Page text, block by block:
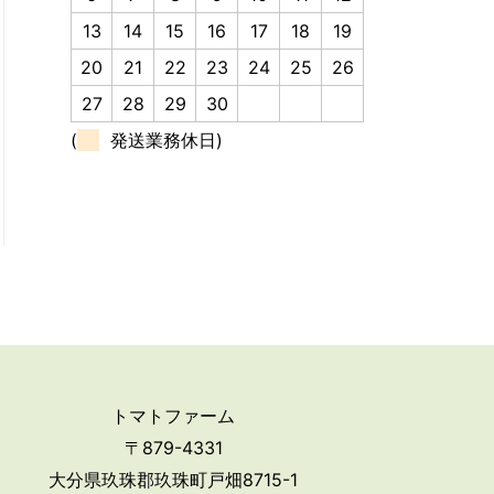
13
14 15 16 17 18
19
20
21 22 23 24 25
26
27
28 29
30
(
発送業務休日)
トマトファーム
〒879-4331
大分県玖珠郡玖珠町戸畑8715-1